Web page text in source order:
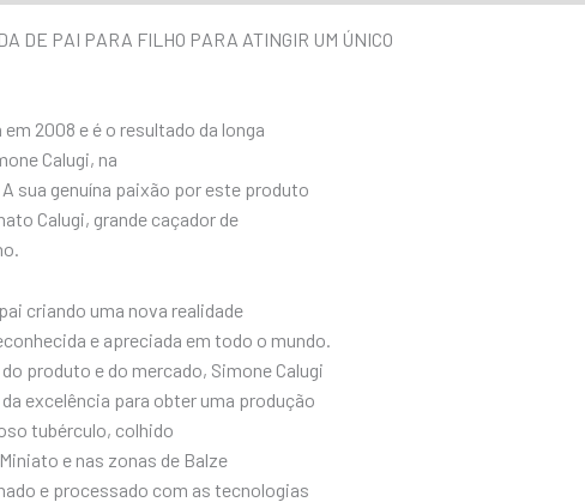
DE PAI PARA FILHO PARA ATINGIR UM ÚNICO
2008 e é o resultado da longa
Calugi, na
sua genuína paixão por este produto
Calugi, grande caçador de
criando uma nova realidade
e apreciada em todo o mundo.
produto e do mercado, Simone Calugi
excelência para obter uma produção
tubérculo, colhido
e nas zonas de Balze
e processado com as tecnologias